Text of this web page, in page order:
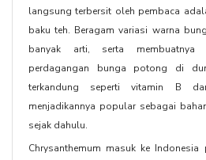
langsung terbersit oleh pembaca
baku teh. Beragam variasi warna
banyak arti, serta
perdagangan bunga potong di
terkandung seperti vitamin B
menjadikannya popular sebagai
sejak dahulu.
Chrysanthemum masuk ke